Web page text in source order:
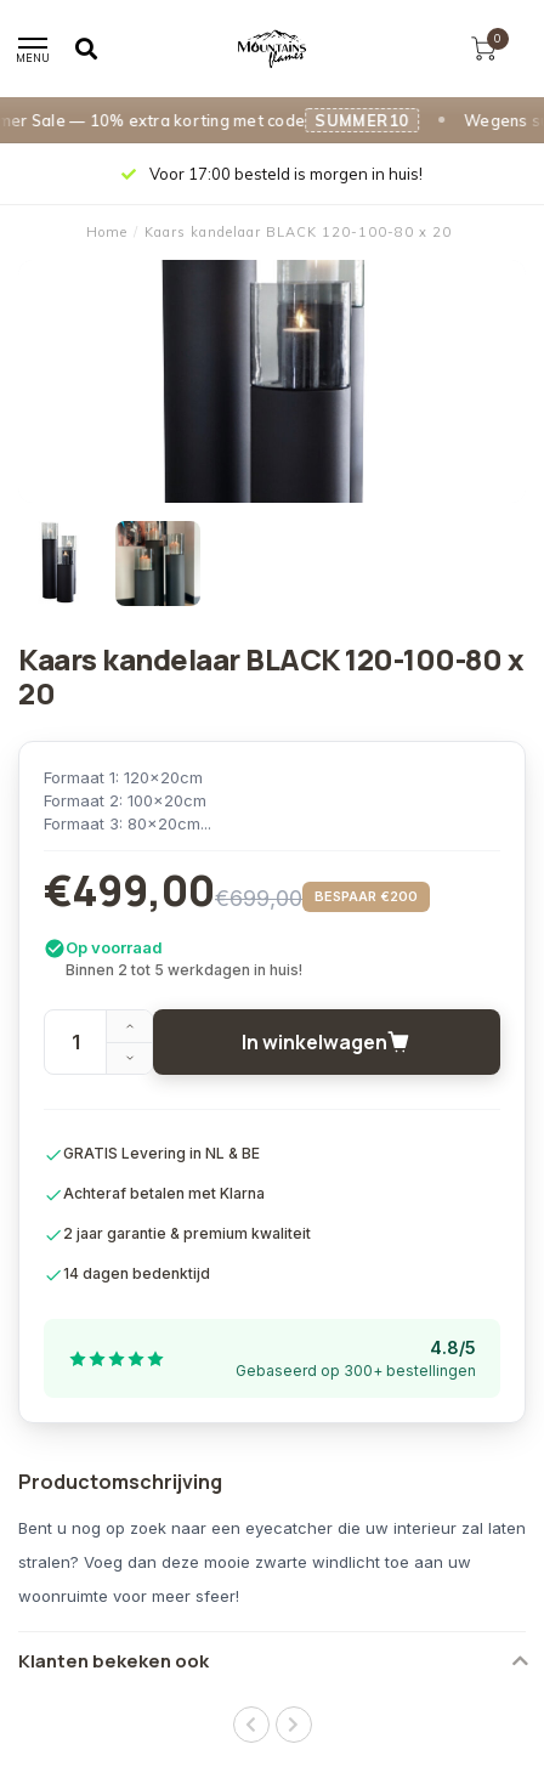
Sale — 10% extra korting met code SUMMER10 Wegens
MENU
0
Voor 17:00 besteld is morgen in huis!
Home / Kaars kandelaar BLACK 120-100-80 x 20
Kaars kandelaar BLACK 120-100-80 x
20
Formaat 1: 120x20cm
Formaat 2: 100x20cm
Formaat 3: 80x20cm...
€499,00€699,00 BESPAAR €200
Op voorraad
Binnen 2 tot 5 werkdagen in huis!
In winkelwagen
GRATIS Levering in NL & BE
Achteraf betalen met Klarna
2 jaar garantie & premium kwaliteit
14 dagen bedenktijd
4.8/5
Gebaseerd op 300+ bestellingen
Productomschrijving
Bent u nog op zoek naar een eyecatcher die uw interieur zal laten
stralen? Voeg dan deze mooie zwarte windlicht toe aan uw
woonruimte voor meer sfeer!
Klanten bekeken ook